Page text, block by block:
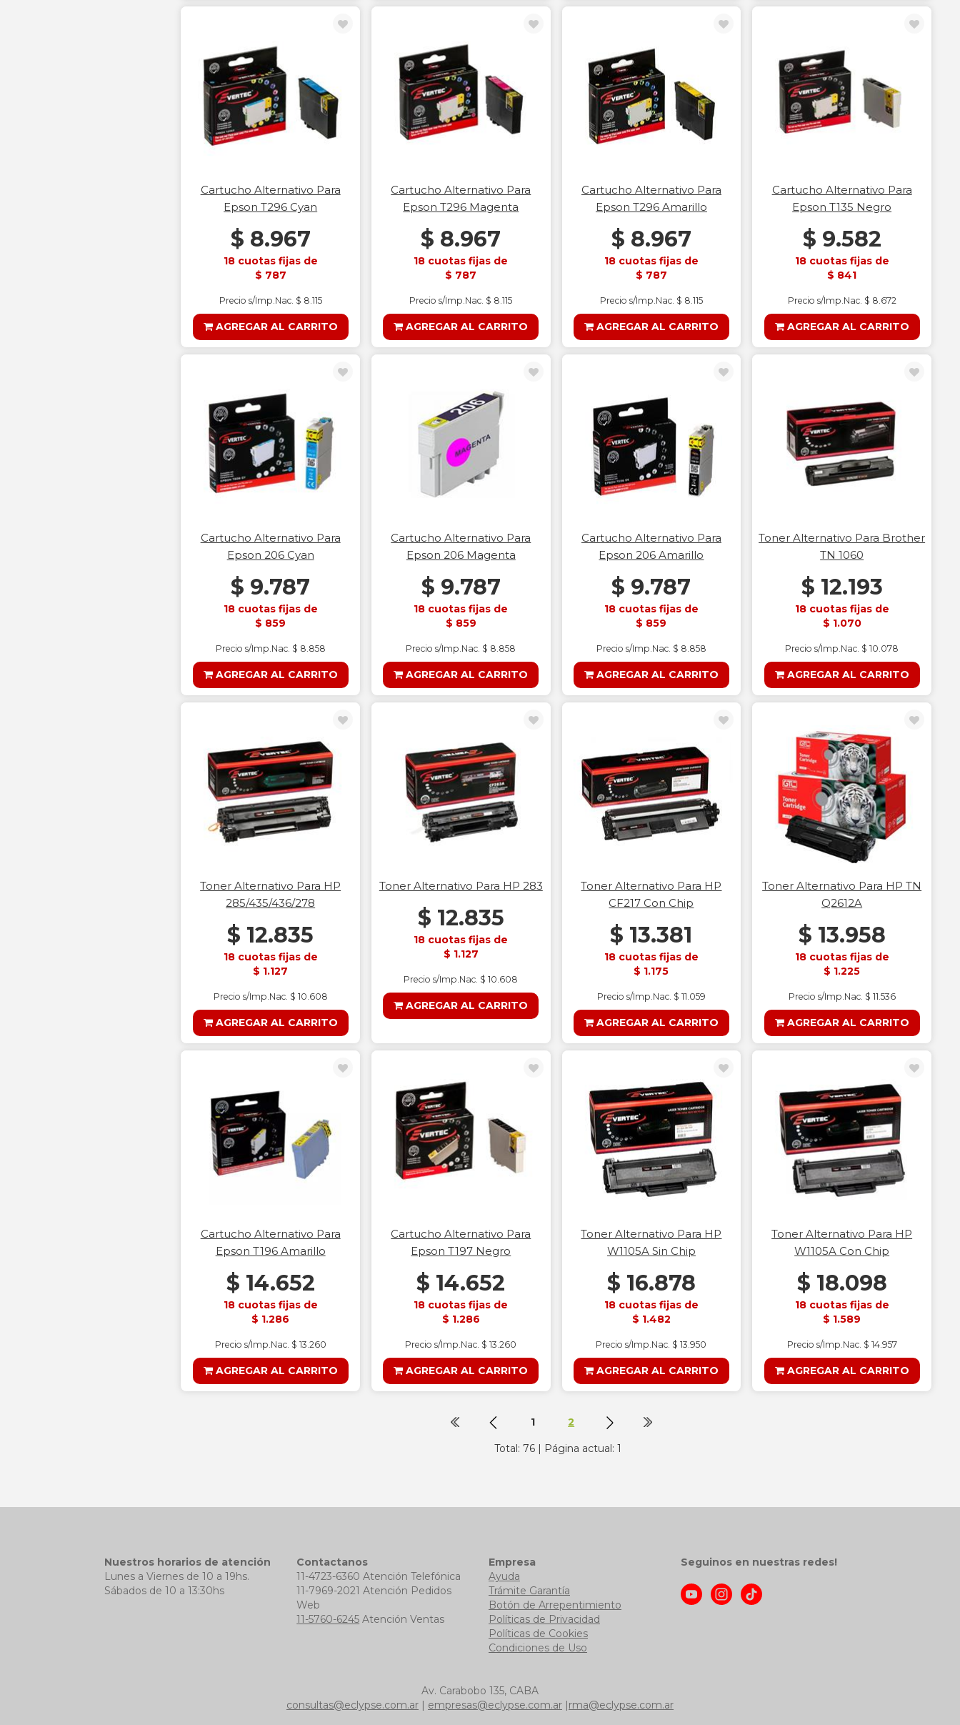
Cartucho Alternativo Para
Epson T296 Cyan
$ 8.967
18 cuotas fijas de
$ 787
Precio s/Imp.Nac. $ 8.115
AGREGAR AL CARRITO
Cartucho Alternativo Para
Epson T296 Magenta
$ 8.967
18 cuotas fijas de
$ 787
Precio s/Imp.Nac. $ 8.115
AGREGAR AL CARRITO
Cartucho Alternativo Para
Epson T296 Amarillo
$ 8.967
18 cuotas fijas de
$ 787
Precio s/Imp.Nac. $ 8.115
AGREGAR AL CARRITO
Cartucho Alternativo Para
Epson T135 Negro
$ 9.582
18 cuotas fijas de
$ 841
Precio s/Imp.Nac. $ 8.672
AGREGAR AL CARRITO
Cartucho Alternativo Para
Epson 206 Cyan
$ 9.787
18 cuotas fijas de
$ 859
Precio s/Imp.Nac. $ 8.858
AGREGAR AL CARRITO
Cartucho Alternativo Para
Epson 206 Magenta
$ 9.787
18 cuotas fijas de
$ 859
Precio s/Imp.Nac. $ 8.858
AGREGAR AL CARRITO
Cartucho Alternativo Para
Epson 206 Amarillo
$ 9.787
18 cuotas fijas de
$ 859
Precio s/Imp.Nac. $ 8.858
AGREGAR AL CARRITO
Toner Alternativo Para Brother
TN 1060
$ 12.193
18 cuotas fijas de
$ 1.070
Precio s/Imp.Nac. $ 10.078
AGREGAR AL CARRITO
Toner Alternativo Para HP
285/435/436/278
$ 12.835
18 cuotas fijas de
$ 1.127
Precio s/Imp.Nac. $ 10.608
AGREGAR AL CARRITO
Toner Alternativo Para HP 283
$ 12.835
18 cuotas fijas de
$ 1.127
Precio s/Imp.Nac. $ 10.608
AGREGAR AL CARRITO
Toner Alternativo Para HP
CF217 Con Chip
$ 13.381
18 cuotas fijas de
$ 1.175
Precio s/Imp.Nac. $ 11.059
AGREGAR AL CARRITO
Toner Alternativo Para HP TN
Q2612A
$ 13.958
18 cuotas fijas de
$ 1.225
Precio s/Imp.Nac. $ 11.536
AGREGAR AL CARRITO
Cartucho Alternativo Para
Epson T196 Amarillo
$ 14.652
18 cuotas fijas de
$ 1.286
Precio s/Imp.Nac. $ 13.260
AGREGAR AL CARRITO
Cartucho Alternativo Para
Epson T197 Negro
$ 14.652
18 cuotas fijas de
$ 1.286
Precio s/Imp.Nac. $ 13.260
AGREGAR AL CARRITO
Toner Alternativo Para HP
W1105A Sin Chip
$ 16.878
18 cuotas fijas de
$ 1.482
Precio s/Imp.Nac. $ 13.950
AGREGAR AL CARRITO
Toner Alternativo Para HP
W1105A Con Chip
$ 18.098
18 cuotas fijas de
$ 1.589
Precio s/Imp.Nac. $ 14.957
AGREGAR AL CARRITO
1 2
Total: 76 | Página actual: 1
Nuestros horarios de atención
Lunes a Viernes de 10 a 19hs.
Sábados de 10 a 13:30hs
Contactanos
11-4723-6360 Atención Telefónica
11-7969-2021 Atención Pedidos
Web
11-5760-6245 Atención Ventas
Empresa
Ayuda
Trámite Garantía
Botón de Arrepentimiento
Políticas de Privacidad
Políticas de Cookies
Condiciones de Uso
Seguinos en nuestras redes!
Av. Carabobo 135, CABA
consultas@eclypse.com.ar | empresas@eclypse.com.ar |rma@eclypse.com.ar